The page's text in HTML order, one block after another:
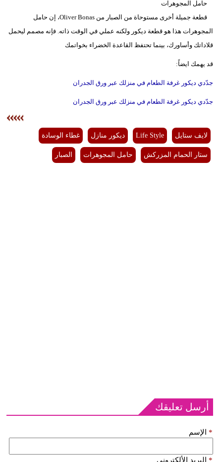
حامل المجوهرات
قطعة جميلة أخرى مستوحاة من الصبار من Oliver Bonas، إن حامل
المجوهرات هذا هو قطعة ديكور ولكنه عملي في الوقت ذاته. فإنه مصمم ليحمل
قلاداتك وأساورك، بينما تحتفظ القاعدة الخضراء بخواتمك
قد يهمك ايضاً:
جدّدي ديكور غرفة الطعام في منزلك عبر ورق الجدران
جدّدي ديكور غرفة الطعام في منزلك عبر ورق الجدران
لايف ستايل Life Style ديكور منازل غطاء الوسادة
ستار الحمام المزركش حامل المجوهرات الصبار
أرسل تعليقك
الإسم *
البريد الألكتروني *